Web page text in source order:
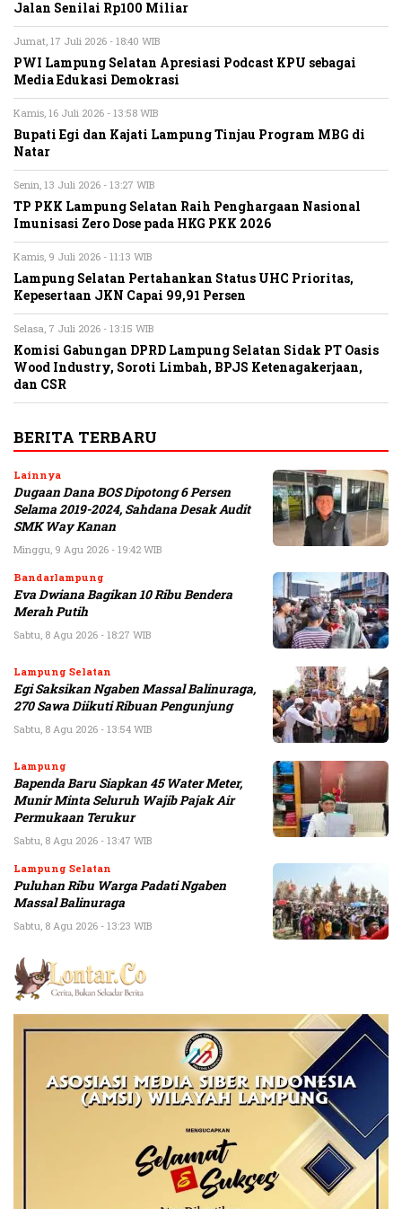
Jalan Senilai Rp100 Miliar
Jumat, 17 Juli 2026 - 18:40 WIB
PWI Lampung Selatan Apresiasi Podcast KPU sebagai
Media Edukasi Demokrasi
Kamis, 16 Juli 2026 - 13:58 WIB
Bupati Egi dan Kajati Lampung Tinjau Program MBG di
Natar
Senin, 13 Juli 2026 - 13:27 WIB
TP PKK Lampung Selatan Raih Penghargaan Nasional
Imunisasi Zero Dose pada HKG PKK 2026
Kamis, 9 Juli 2026 - 11:13 WIB
Lampung Selatan Pertahankan Status UHC Prioritas,
Kepesertaan JKN Capai 99,91 Persen
Selasa, 7 Juli 2026 - 13:15 WIB
Komisi Gabungan DPRD Lampung Selatan Sidak PT Oasis
Wood Industry, Soroti Limbah, BPJS Ketenagakerjaan,
dan CSR
BERITA TERBARU
Lainnya
Dugaan Dana BOS Dipotong 6 Persen
Selama 2019-2024, Sahdana Desak Audit
SMK Way Kanan
Minggu, 9 Agu 2026 - 19:42 WIB
Bandarlampung
Eva Dwiana Bagikan 10 Ribu Bendera
Merah Putih
Sabtu, 8 Agu 2026 - 18:27 WIB
Lampung Selatan
Egi Saksikan Ngaben Massal Balinuraga,
270 Sawa Diikuti Ribuan Pengunjung
Sabtu, 8 Agu 2026 - 13:54 WIB
Lampung
Bapenda Baru Siapkan 45 Water Meter,
Munir Minta Seluruh Wajib Pajak Air
Permukaan Terukur
Sabtu, 8 Agu 2026 - 13:47 WIB
Lampung Selatan
Puluhan Ribu Warga Padati Ngaben
Massal Balinuraga
Sabtu, 8 Agu 2026 - 13:23 WIB